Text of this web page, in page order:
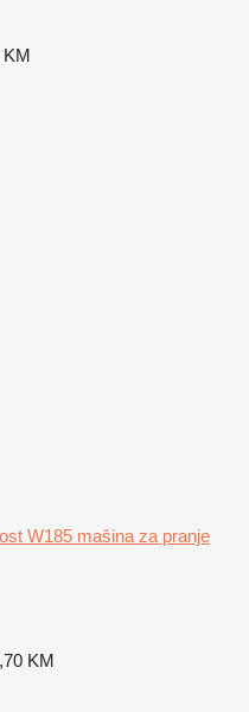
KM
W185 mašina za pranje
KM